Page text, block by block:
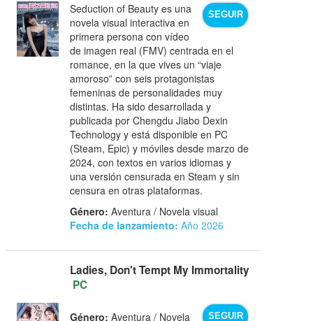
SEGUIR
Seduction of Beauty es una
novela visual interactiva en
primera persona con vídeo
de imagen real (FMV) centrada en el
romance, en la que vives un “viaje
amoroso” con seis protagonistas
femeninas de personalidades muy
distintas. Ha sido desarrollada y
publicada por Chengdu Jiabo Dexin
Technology y está disponible en PC
(Steam, Epic) y móviles desde marzo de
2024, con textos en varios idiomas y
una versión censurada en Steam y sin
censura en otras plataformas.
Género: Aventura / Novela visual
Fecha de lanzamiento: Año 2026
Ladies, Don't Tempt My Immortality
PC
SEGUIR
Género: Aventura / Novela